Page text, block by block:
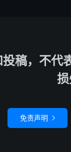
稿，不
损
免责声明 